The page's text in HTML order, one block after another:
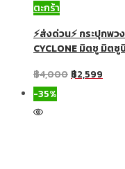
ตะกร้า
⚡ส่งด่วน⚡ กระปุกพ
CYCLONE มิตซู มิตซู
฿4,000฿2,599
-35%